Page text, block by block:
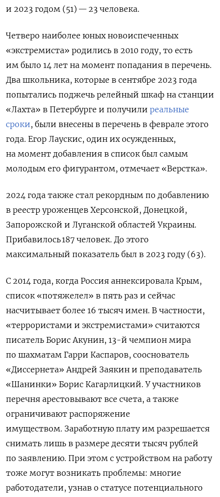
и 2023 годом (51) — 23 человека.
Четверо наиболее юных новоиспеченных
«экстремиста» родились в 2010 году, то есть
им было 14 лет на момент попадания в перечень.
Два школьника, которые в сентябре 2023 года
попытались поджечь релейный шкаф на станции
«Лахта» в Петербурге и получили реальные
сроки, были внесены в перечень в феврале этого
года. Егор Лаускис, один их осужденных,
на момент добавления в список был самым
молодым его фигурантом, отмечает «Верстка».
2024 года также стал рекордным по добавлению
в реестр уроженцев Херсонской, Донецкой,
Запорожской и Луганской областей Украины.
Прибавилось 187 человек. До этого
максимальный показатель был в 2023 году (63).
С 2014 года, когда Россия аннексировала Крым,
список «потяжелел» в пять раз и сейчас
насчитывает более 16 тысяч имен. В частности,
«террористами и экстремистами» считаются
писатель Борис Акунин, 13-й чемпион мира
по шахматам Гарри Каспаров, сооснователь
«Диссернета» Андрей Заякин и преподаватель
«Шанинки» Борис Кагарлицкий. У участников
перечня арестовывают все счета, а также
ограничивают распоряжение
имуществом. Заработную плату им разрешается
снимать лишь в размере десяти тысяч рублей
по заявлению. При этом с устройством на работу
тоже могут возникать проблемы: многие
работодатели, узнав о статусе потенциального